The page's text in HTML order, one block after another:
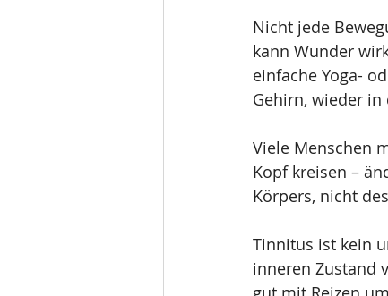
Nicht jede
kann Wunder
einfache Yoga-
Gehirn, wieder in
Viele Menschen
Kopf kreisen –
Körpers, nicht
Tinnitus ist kein
inneren Zustand